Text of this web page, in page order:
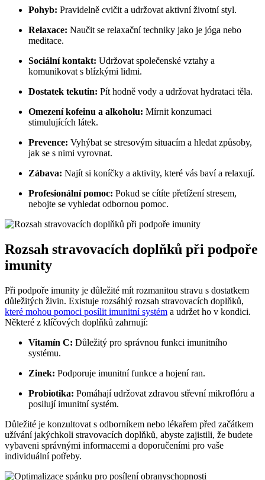
Pohyb: Pravidelně cvičit a udržovat aktivní životní styl.
Relaxace: Naučit se relaxační techniky jako je jóga nebo
meditace.
Sociální kontakt: Udržovat společenské vztahy a
komunikovat s blízkými lidmi.
Dostatek tekutin: Pít hodně vody a udržovat hydrataci těla.
Omezení kofeinu a alkoholu: Mírnit konzumaci
stimulujících látek.
Prevence: Vyhýbat se stresovým situacím a hledat způsoby,
jak se s nimi vyrovnat.
Zábava: Najít si koníčky a aktivity, které vás baví a relaxují.
Profesionální pomoc: Pokud se cítíte přetížení stresem,
nebojte se vyhledat odbornou pomoc.
Rozsah stravovacích doplňků při podpoře
imunity
Při podpoře imunity je důležité mít rozmanitou stravu s dostatkem
důležitých živin. Existuje rozsáhlý rozsah stravovacích doplňků,
které mohou pomoci posílit imunitní systém a udržet ho v kondici.
Některé z klíčových doplňků zahrnují:
Vitamín C: Důležitý pro správnou funkci imunitního
systému.
Zinek: Podporuje imunitní funkce a hojení ran.
Probiotika: Pomáhají udržovat zdravou střevní mikroflóru a
posilují imunitní systém.
Důležité je konzultovat s odborníkem nebo lékařem před začátkem
užívání jakýchkoli stravovacích doplňků, abyste zajistili, že budete
vybaveni správnými informacemi a doporučeními pro vaše
individuální potřeby.